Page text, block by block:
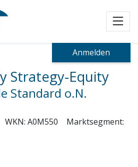
Anmelden
Strategy-Equity
Standard o.N.
WKN: A0M550
Marktsegment: